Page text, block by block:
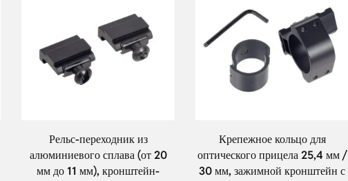
Рельс-переходник из
алюминиевого сплава (от 20
мм до 11 мм), кронштейн-
Крепежное кольцо для
оптического прицела 25,4 мм /
30 мм, зажимной кронштейн с